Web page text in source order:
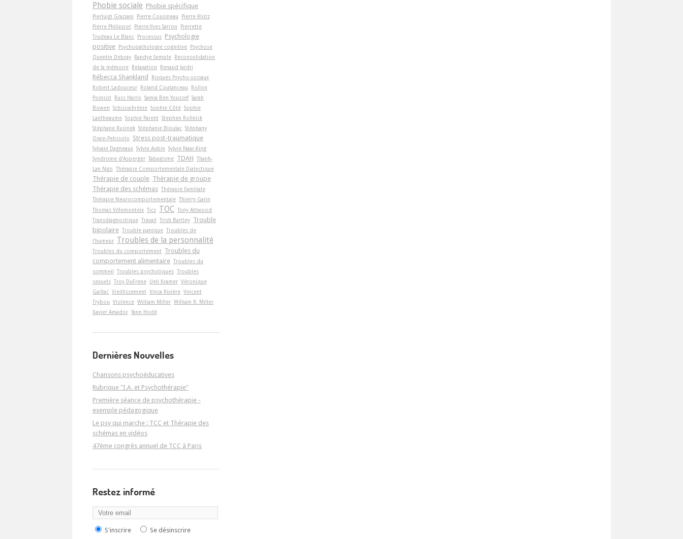
Phobie sociale Phobie spécifique
Pierluigi Graziani Pierre Cousineau
Pierre Klotz
Pierre Philippot Pierre-Yves Sarron
Pierrette
Trudeau Le Blanc Processus Psychologie
positive Psychopathologie cognitive Psychose
Quentin Debray Randye Semple Reconsolidation
de la mémoire Relaxation Renaud Jardri
Rébecca Shankland
Risques Psycho-sociaux
Robert Ladouceur Roland Coutanceau
Rollon
Poinsot Russ Harris Samia Ben Youssef Sarah
Bowen Schizophrénie Sophie Côté Sophie
Lantheaume Sophie Parent Stephen Rollnick
Stéphane Rusinek Stéphanie Bioulac Stéphany
Orain-Pelissolo
Stress post-traumatique
Sylvain Dagneaux Sylvie Aubin Sylvie Naar-King
Syndrome d'Asperger Tabagisme TDAH Thanh-
Lan Ngo Thérapie Comportementale Dialectique
Thérapie de couple Thérapie de groupe
Thérapie des schémas Thérapie Familiale
Thérapie Neurocomportementale Thierry Garin
Thomas Villemonteix Tics TOC Tony Attwood
Transdiagnostique Travail Trish Bartley Trouble
bipolaire Trouble panique Troubles de
l'humeur Troubles de la personnalité
Troubles du comportement Troubles du
comportement alimentaire Troubles du
sommeil Troubles psychotiques Troubles
sexuels Troy DuFrene Ueli Kramer Véronique
Gaillac Vieillissement Vinca Rivière Vincent
Trybou Violence William Miller William R. Miller
Xavier Amador Yann Hodé
Dernières Nouvelles
Chansons psychoéducatives
Rubrique "I.A. et Psychothérapie"
Première séance de psychothérapie -
exemple pédagogique
Le psy qui marche : TCC et Thérapie des
schémas en vidéos
47ème congrès annuel de TCC à Paris
Restez informé
S'inscrire Se désinscrire